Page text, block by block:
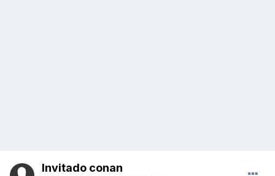
Invitado conan